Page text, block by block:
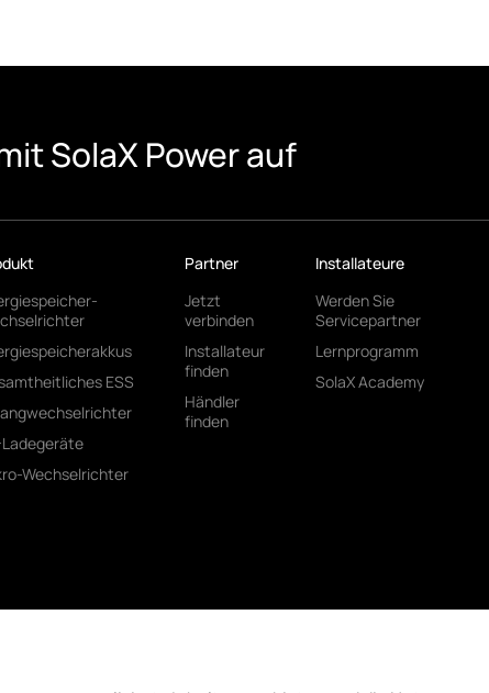
SolaX Power auf
ESS
Ladegeräte
Wechselrichter
Partner
Jetzt
verbinden
Installateur
finden
Händler
finden
Installateure
Werden Sie
Servicepartner
Lernprogramm
SolaX Academy